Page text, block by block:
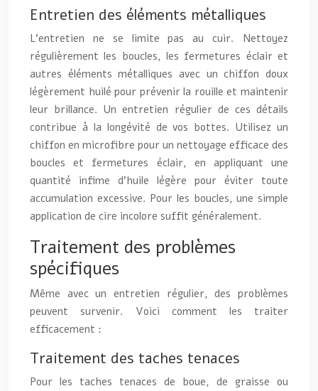
Entretien des éléments métalliques
L’entretien ne se limite pas au cuir. Nettoyez
régulièrement les boucles, les fermetures éclair et
autres éléments métalliques avec un chiffon doux
légèrement huilé pour prévenir la rouille et maintenir
leur brillance. Un entretien régulier de ces détails
contribue à la longévité de vos bottes. Utilisez un
chiffon en microfibre pour un nettoyage efficace des
boucles et fermetures éclair, en appliquant une
quantité infime d’huile légère pour éviter toute
accumulation excessive. Pour les boucles, une simple
application de cire incolore suffit généralement.
Traitement des problèmes
spécifiques
Même avec un entretien régulier, des problèmes
peuvent survenir. Voici comment les traiter
efficacement :
Traitement des taches tenaces
Pour les taches tenaces de boue, de graisse ou